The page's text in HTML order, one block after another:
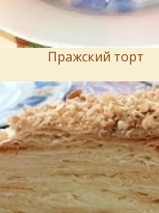
Пражский торт